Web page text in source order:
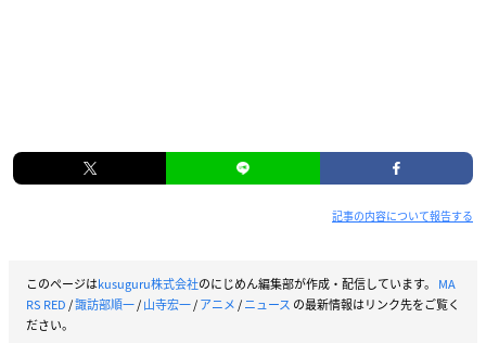
記事の内容について報告する
このページはkusuguru株式会社のにじめん編集部が作成・配信しています。 MA
RS RED/諏訪部順一/山寺宏一/アニメ/ニュース の最新情報はリンク先をご覧く
ださい。